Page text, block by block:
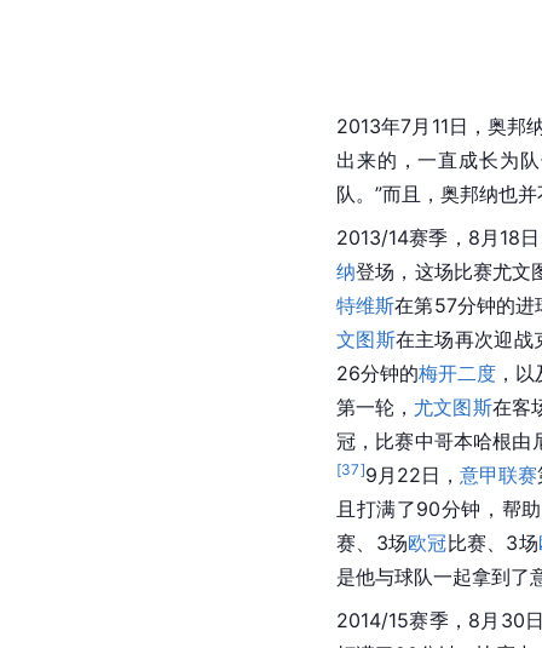
2013年7月11日，奥邦
出来的，一直成长为
队。”而且，奥邦纳也
2013/14赛季，8月18
纳登场，这场比赛尤文
特维斯在第57分钟的
文图斯在主场再次迎战
26分钟的梅开二度 ，以
第一轮， 尤文图斯在客
冠 ，比赛中哥本哈根由
[37]9月22日，意甲联赛
且打满了90分钟，帮助
赛 、3场欧冠比赛、3场
是他与球队一起拿到了
2014/15赛季，8月30